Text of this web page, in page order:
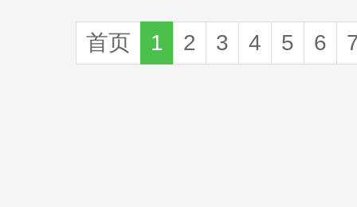
首页 1 2 3 4 5 6